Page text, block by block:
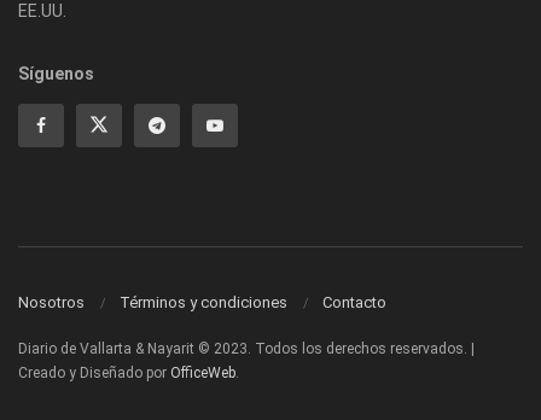
EE.UU.
Síguenos
Nosotros Términos y condiciones Contacto
Diario de Vallarta & Nayarit © 2023. Todos los derechos reservados. |
Creado y Diseñado por OfficeWeb.